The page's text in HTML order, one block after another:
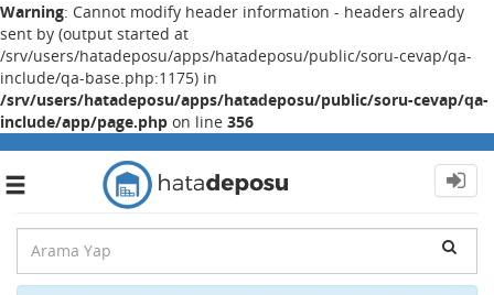
Warning: Cannot modify header information - headers already
sent by (output started at
/srv/users/hatadeposu/apps/hatadeposu/public/soru-cevap/qa-
include/qa-base.php:1175) in
/srv/users/hatadeposu/apps/hatadeposu/public/soru-cevap/qa-
include/app/page.php on line 356
Toggle